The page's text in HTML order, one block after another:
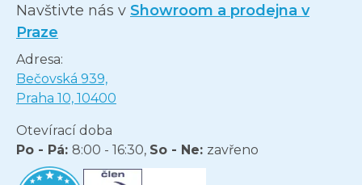
Navštivte nás v Showroom a prodejna v
Praze
Adresa:
Bečovská 939,
Praha 10, 10400
Otevírací doba
Po - Pá: 8:00 - 16:30, So - Ne: zavřeno